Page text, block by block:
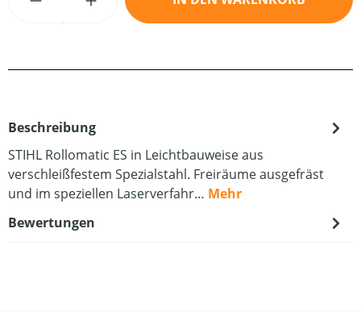
Beschreibung
STIHL Rollomatic ES in Leichtbauweise aus
verschleißfestem Spezialstahl. Freiräume ausgefräst
und im speziellen Laserverfahr… Mehr
Bewertungen